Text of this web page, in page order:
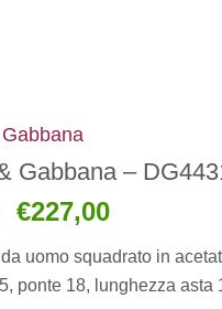
Gabbana –
Il
originale
era:
€227,00Il
attuale
è:
uomo squadrato in
ponte 18, lunghezza asta